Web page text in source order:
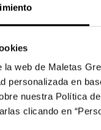
la web de Maletas
personalizada en
nuestra Política
clicando en